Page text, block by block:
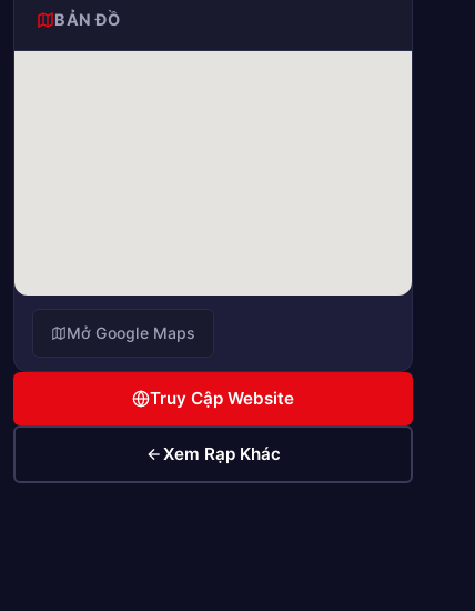
BẢN ĐỒ
Mở Google Maps
Truy Cập Website
Xem Rạp Khác